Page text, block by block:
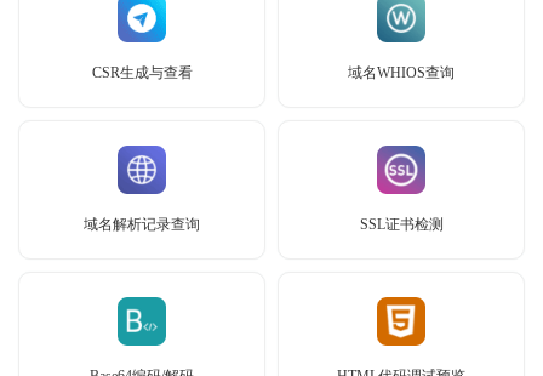
CSR生成与查看 域名WHIOS查询
域名解析记录查询 SSL证书检测